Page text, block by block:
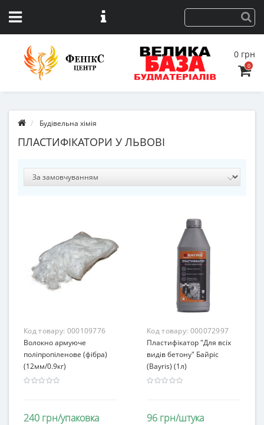
0 грн
0
Будівельна хімія
ПЛАСТИФІКАТОРИ У ЛЬВОВІ
Код товару: 000109776
Волокно армуюче
поліпропіленове (фібра)
(12мм/0.9кг)
240 грн/упаковка
Код товару: 000072997
Пластифікатор "Для всіх
видів бетону" Байріс
(Bayris) (1л)
96 грн/штука